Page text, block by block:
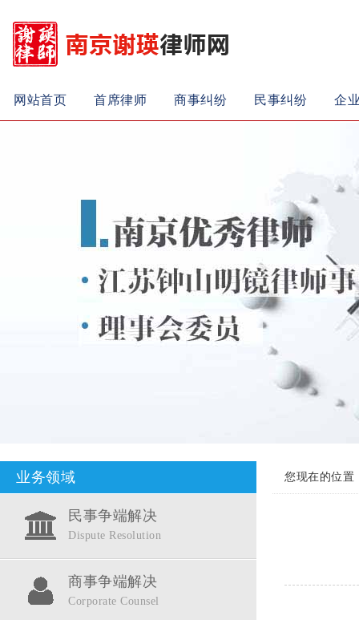
网站首页 首席律师 商事纠纷 民事纠纷 企
业务领域
民事争端解决
Dispute Resolution
商事争端解决
Corporate Counsel
您现在的位置